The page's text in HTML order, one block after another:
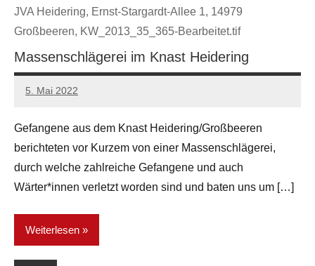
JVA Heidering, Ernst-Stargardt-Allee 1, 14979
Großbeeren, KW_2013_35_365-Bearbeitet.tif
Massenschlägerei im Knast Heidering
5. Mai 2022
network
Gefangene aus dem Knast Heidering/Großbeeren
berichteten vor Kurzem von einer Massenschlägerei,
durch welche zahlreiche Gefangene und auch
Wärter*innen verletzt worden sind und baten uns um […]
Weiterlesen